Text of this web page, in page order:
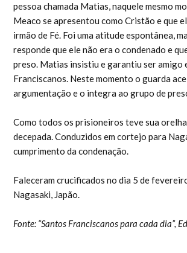
pessoa chamada Matias, naquele mesmo
Meaco se apresentou como Cristão e que
irmão de Fé. Foi uma atitude espontânea,
responde que ele não era o condenado e
preso. Matias insistiu e garantiu ser amigo
Franciscanos. Neste momento o guarda
argumentação e o integra ao grupo de
Como todos os prisioneiros teve sua
decepada. Conduzidos em cortejo para
cumprimento da condenação.
Faleceram crucificados no dia 5 de
Nagasaki, Japão.
Fonte: “Santos Franciscanos para cada dia”,